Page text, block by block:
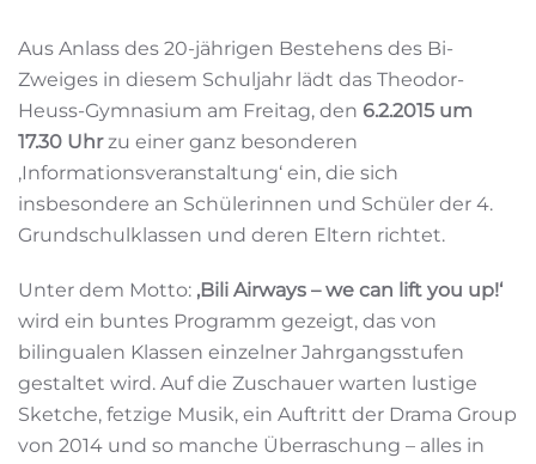
Aus Anlass des 20-jährigen Bestehens des Bi-
Zweiges in diesem Schuljahr lädt das Theodor-
Heuss-Gymnasium am Freitag, den 6.2.2015 um
17.30 Uhrzu einer ganz besonderen
‚Informationsveranstaltung‘ ein, die sich
insbesondere an Schülerinnen und Schüler der 4.
Grundschulklassen und deren Eltern richtet.
Unter dem Motto: ‚Bili Airways – we can lift you up!‘
wird ein buntes Programm gezeigt, das von
bilingualen Klassen einzelner Jahrgangsstufen
gestaltet wird. Auf die Zuschauer warten lustige
Sketche, fetzige Musik, ein Auftritt der Drama Group
von 2014 und so manche Überraschung – alles in